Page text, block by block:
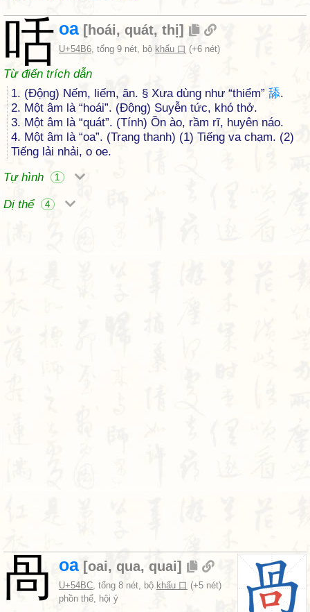
咶 oa [hoái, quát, thị]
U+54B6, tổng 9 nét, bộ khẩu 口 (+6 nét)
Từ điển trích dẫn
1. (Động) Nếm, liếm, ăn. § Xưa dùng như “thiểm” 舔.
2. Một âm là “hoái”. (Động) Suyễn tức, khó thở.
3. Một âm là “quát”. (Tính) Ồn ào, rầm rĩ, huyên náo.
4. Một âm là “oa”. (Trạng thanh) (1) Tiếng va chạm. (2)
Tiếng lải nhải, o oe.
Tự hình
1
Dị thể 4
咼 oa [oai, qua, quai]
U+54BC, tổng 8 nét, bộ khẩu 口 (+5 nét)
phồn thể, hội ý